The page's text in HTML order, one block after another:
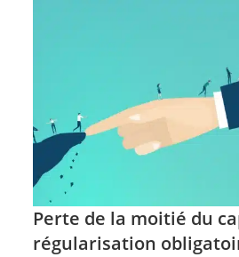
Perte de la moitié du
régularisation